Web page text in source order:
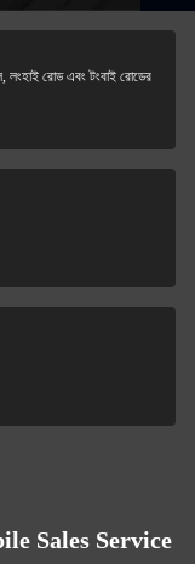
লংহাই রোড এবং টংবাই রোডের
Sales Service